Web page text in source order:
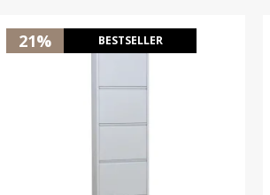
21% BESTSELLER